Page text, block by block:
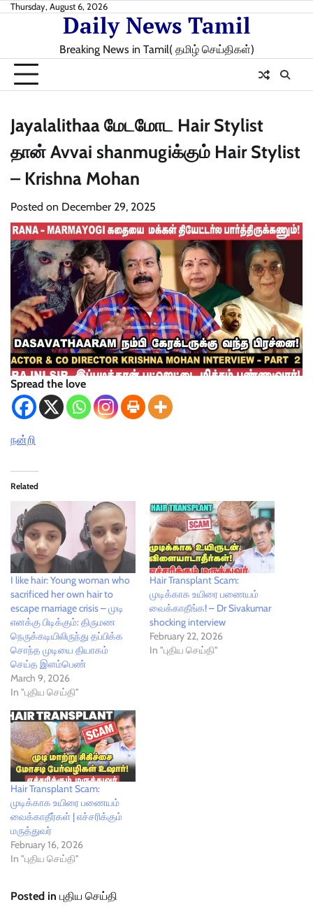
SkipThursday, August 6, 2026
Daily News Tamil
Breaking News in Tamil( தமிழ் செய்திகள்)
Jayalalithaa மேடமோட Hair Stylist
தான் Avvai shanmugiக்கும் Hair Stylist
– Krishna Mohan
Posted on December 29, 2025
Spread the love
நன்றி
Related
I like hair: Young woman who
sacrificed her own hair to
escape marriage crisis – முடி
எனக்கு பிடிக்கும்: திருமண
நெருக்கடியிலிருந்து தப்பிக்க
சொந்த முடியை தியாகம்
செய்த இளம்பெண்
March 9, 2026
In "புதிய செய்தி"
Hair Transplant Scam:
முடிக்காக உயிரை பணையம்
வைக்காதீங்க! – Dr Sivakumar
shocking interview
February 22, 2026
In "புதிய செய்தி"
Hair Transplant Scam:
முடிக்காக உயிரை பணையம்
வைக்காதீர்கள் | எச்சரிக்கும்
மருத்துவர்
February 16, 2026
In "புதிய செய்தி"
Posted in புதிய செய்தி